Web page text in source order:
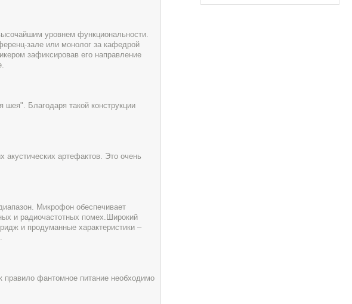
уровнем функциональности.
зале или монолог за кафедрой
зафиксировав его направление
Благодаря такой конструкции
акустических артефактов. Это очень
Микрофон обеспечивает
и радиочастотных помех.Широкий
и продуманные характеристики –
фантомное питание необходимо